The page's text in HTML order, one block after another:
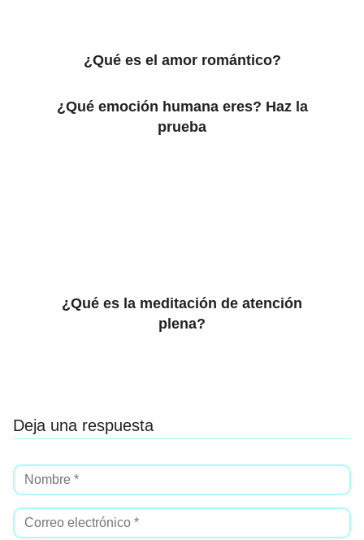
¿Qué es el amor romántico?
¿Qué emoción humana eres? Haz la
prueba
¿Qué es la meditación de atención
plena?
Deja una respuesta